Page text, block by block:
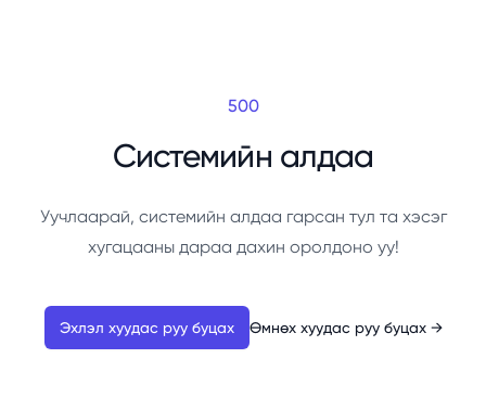
500
Системийн алдаа
Уучлаарай, системийн алдаа гарсан тул та хэсэг
хугацааны дараа дахин оролдоно уу!
Эхлэл хуудас руу буцах Өмнөх хуудас руу буцах →